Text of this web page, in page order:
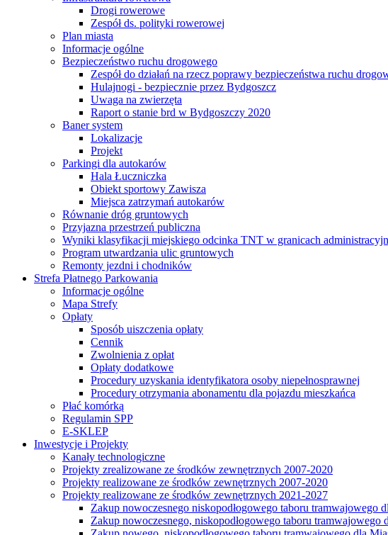
Drogi rowerowe
Zespół ds. polityki rowerowej
Plan miasta
Informacje ogólne
Bezpieczeństwo ruchu drogowego
Zespół do działań na rzecz poprawy bezpieczeństwa ruchu
Hulajnogi - bezpiecznie przez Bydgoszcz
Uwaga na zwierzęta
Raport o stanie brd w Bydgoszczy 2020
Baner system
Lokalizacje
Projekt
Parkingi dla autokarów
Hala Łuczniczka
Obiekt sportowy Zawisza
Miejsca zatrzymań autokarów
Równanie dróg gruntowych
Przyjazna przestrzeń publiczna
Wyniki klasyfikacji miejskiego odcinka TNT w granicach
Program utwardzania ulic gruntowych
Remonty jezdni i chodników
Strefa Płatnego Parkowania
Informacje ogólne
Mapa Strefy
Opłaty
Sposób uiszczenia opłaty
Cennik
Zwolnienia z opłat
Opłaty dodatkowe
Procedury uzyskania identyfikatora osoby niepełnosprawnej
Procedury otrzymania abonamentu dla pojazdu mieszkańca
Płać komórką
Regulamin SPP
E-SKLEP
Inwestycje i Projekty
Kanały technologiczne
Projekty zrealizowane ze środków zewnętrznych 2007-2020
Projekty realizowane ze środków zewnętrznych 2007-2020
Projekty realizowane ze środków zewnętrznych 2021-2027
Zakup nowoczesnego niskopodłogowego taboru
Zakup nowoczesnego, niskopodłogowego taboru